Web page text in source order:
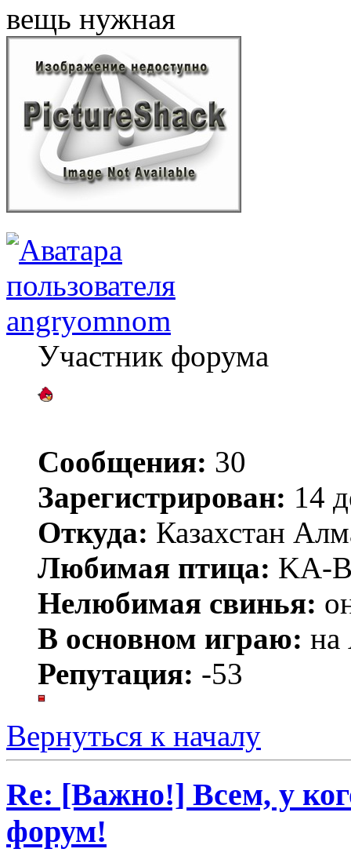
вещь нужная
angryomnom
Участник форума
Сообщения: 30
Зарегистрирован: 14
Откуда: Казахстан
Любимая птица: KA-
Нелюбимая свинья:
В основном играю: на
Репутация: -53
Вернуться к началу
Re: [Важно!] Всем, у
форум!